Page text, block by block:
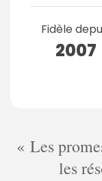
Fidèle
2007
Les
les